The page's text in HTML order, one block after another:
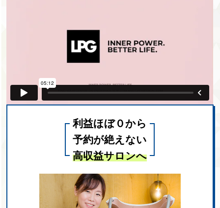
利益ほぼ０から
予約が絶えない
高収益サロンへ